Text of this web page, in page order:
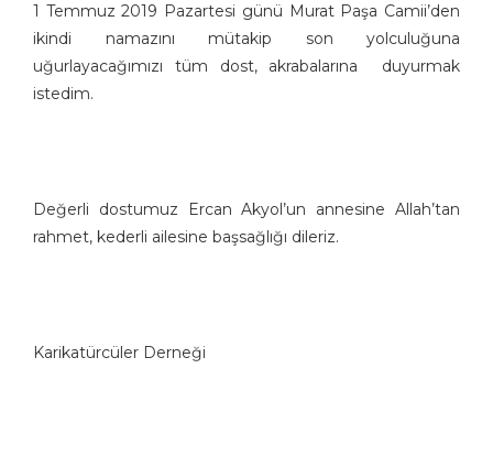
1 Temmuz 2019 Pazartesi günü Murat Paşa Camii’den
ikindi namazını mütakip son yolculuğuna
uğurlayacağımızı tüm dost, akrabalarına duyurmak
istedim.
Değerli dostumuz Ercan Akyol’un annesine Allah’tan
rahmet, kederli ailesine başsağlığı dileriz.
Karikatürcüler Derneği